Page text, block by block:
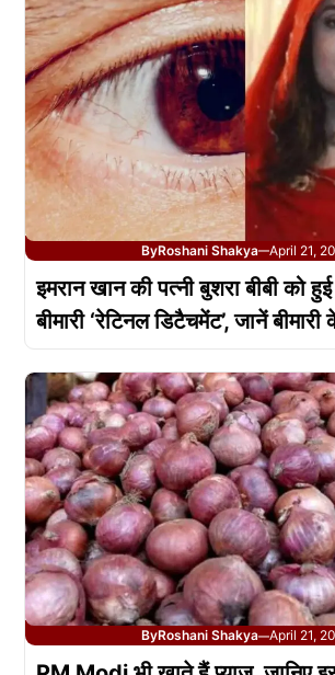
ByRoshani Shakya—April 21,
इमरान खान की पत्नी बुशरा बीबी को
बीमारी ‘रेटिनल डिटैचमेंट’, जानें
ByRoshani Shakya—April 21,